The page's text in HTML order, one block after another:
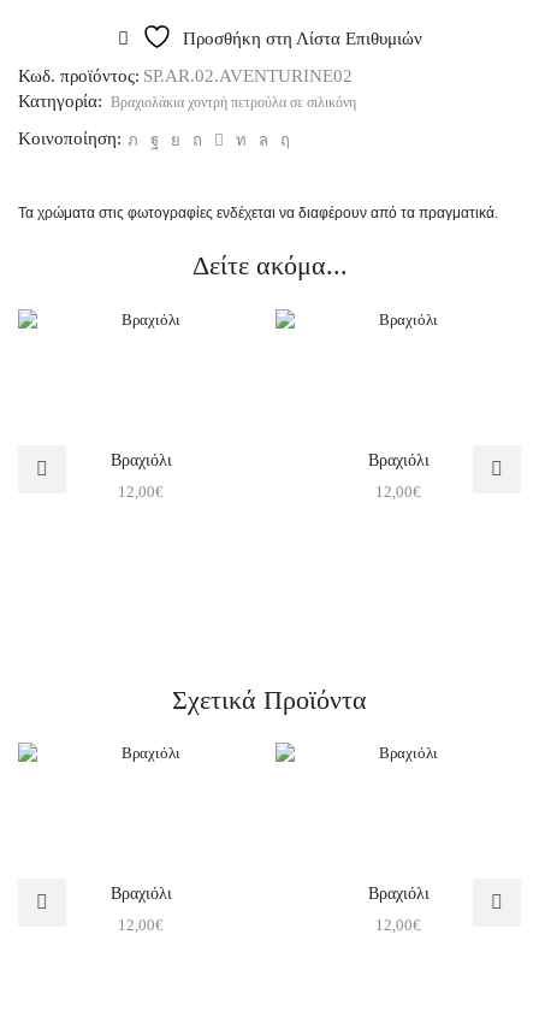
Προσθήκη στη Λίστα Επιθυμιών
Κωδ. προϊόντος: SP.AR.02.AVENTURINE02
Κατηγορία: Βραχιολάκια χοντρή πετρούλα σε σιλικόνη
Κοινοποίηση:
Τα χρώματα στις φωτογραφίες ενδέχεται να διαφέρουν από τα πραγματικά.
Δείτε ακόμα...
Βραχιόλι
12,00€
Βραχιόλι
12,00€
Σχετικά Προϊόντα
Βραχιόλι
12,00€
Βραχιόλι
12,00€